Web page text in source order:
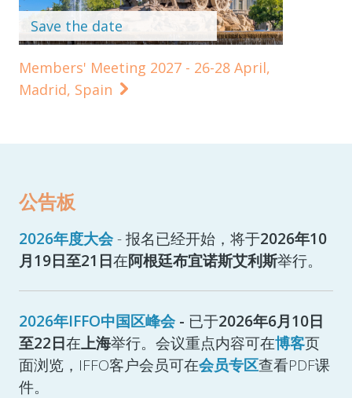
Save the date
Members' Meeting 2027 - 26-28 April,
Madrid, Spain
公告板
2026年度大会- 报名已经开始，将于2026年10
月19日至21日在阿根廷布宜诺斯艾利斯举行。
2026年IFFO中国区峰会- 已于2026年6月10日
至22日在上海举行。会议重点内容可在博客页
面浏览，IFFO客户会员可在会员专区查看PDF课
件。